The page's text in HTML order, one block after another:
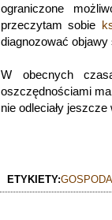
ograniczone
przeczytam sobie
diagnozować
W obecnych
oszczędnościami
nie odleciały
ETYKIETY: